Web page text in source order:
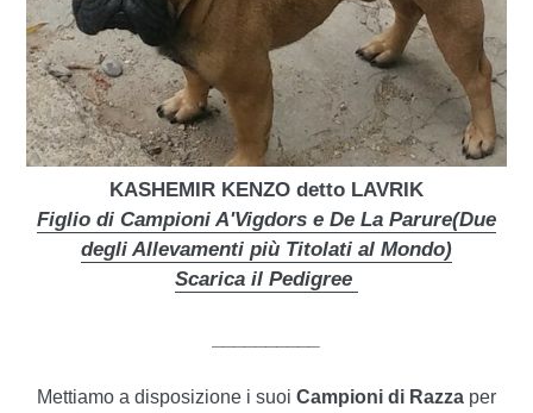
KASHEMIR KENZO detto LAVRIK
Figlio di Campioni A'Vigdors e De La Parure(Due
degli Allevamenti più Titolati al Mondo)
Scarica il Pedigree
Mettiamo a disposizione i suoi Campioni di Razza per